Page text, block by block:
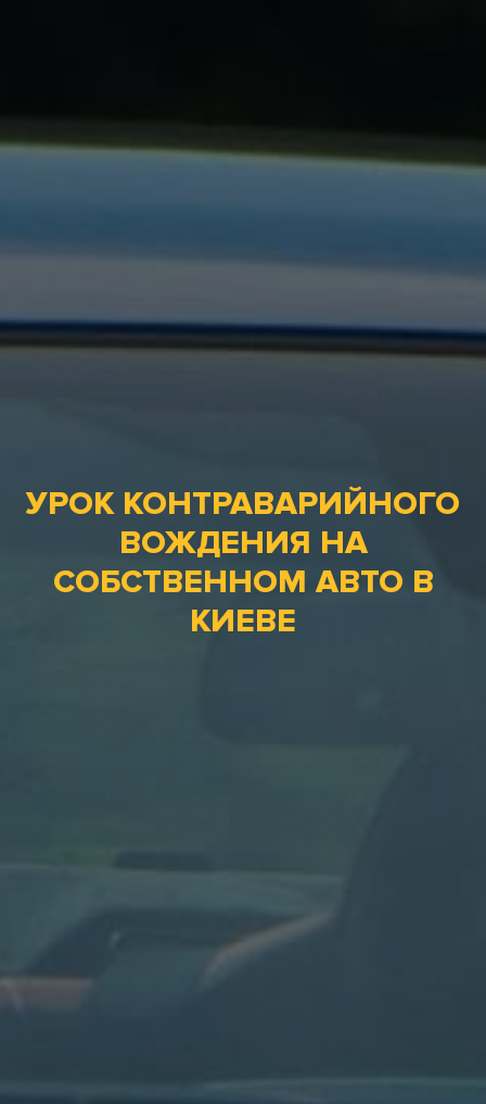
УРОК КОНТРАВАРИЙНОГО
ВОЖДЕНИЯ НА
СОБСТВЕННОМ АВТО В
КИЕВЕ